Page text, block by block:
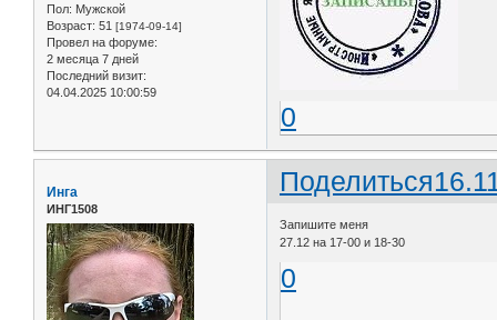
Пол: Мужской
Возраст: 51 [1974-09-14]
Провел на форуме:
2 месяца 7 дней
Последний визит:
04.04.2025 10:00:59
0
Поделиться
Инга
ИНГ1508
Запишите меня
27.12 на 17-00 и 18-30
0